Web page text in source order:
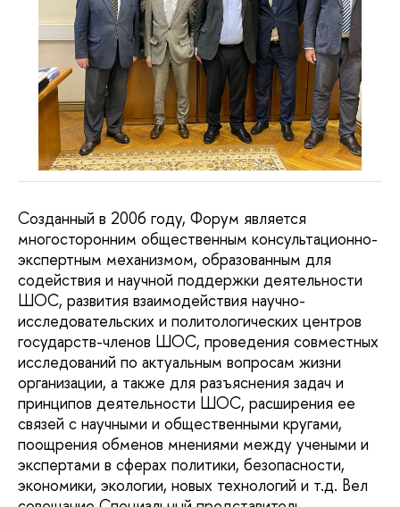
Созданный в 2006 году, Форум является
многосторонним общественным консультационно-
экспертным механизмом, образованным для
содействия и научной поддержки деятельности
ШОС, развития взаимодействия научно-
исследовательских и политологических центров
государств-членов ШОС, проведения совместных
исследований по актуальным вопросам жизни
организации, а также для разъяснения задач и
принципов деятельности ШОС, расширения ее
связей с научными и общественными кругами,
поощрения обменов мнениями между учеными и
экспертами в сферах политики, безопасности,
экономики, экологии, новых технологий и т.д. Вел